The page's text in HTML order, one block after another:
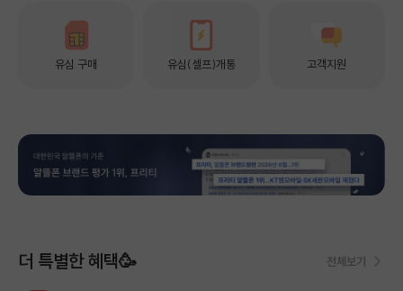
유심 구매 유심(셀프)개통 고객지원
더 특별한 혜택🥳 전체보기